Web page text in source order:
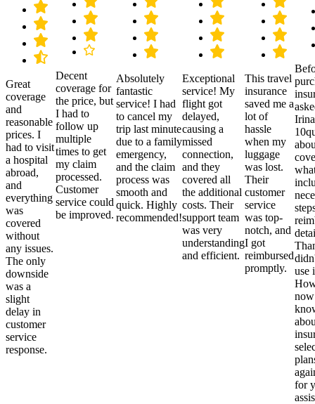
Great
coverage
and
reasonable
prices. I
had to visit
a hospital
abroad,
and
everything
was
covered
without
any issues.
The only
downside
was a
slight
delay in
customer
service
response.
Decent
coverage for
the price, but
I had to
follow up
multiple
times to get
my claim
processed.
Customer
service could
be improved.
Absolutely
fantastic
service! I had
to cancel my
trip last minute
due to a family
emergency,
and the claim
process was
smooth and
quick. Highly
recommended!
Exceptional
service! My
flight got
delayed,
causing a
missed
connection,
and they
covered all
the additional
costs. Their
support team
was very
understanding
and efficient.
This travel
insurance
saved me a
lot of
hassle
when my
luggage
was lost.
Their
customer
service
was top-
notch, and
I got
reimbursed
promptly.
use
for